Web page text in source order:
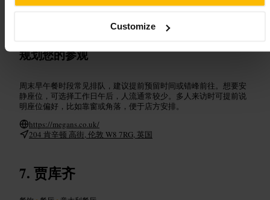
Customize
用为主，点餐与结账流程通常顺畅。
规划您的参观
周末早午餐时段常见排队，建议提前预留时间或错峰前往。想要安
静座位，可选择工作日午后，人流通常较少。多人来访时可提前说
明座位偏好，比如靠窗或角落，便于店方安排。
https://megans.co.uk/
204 肯辛顿 高街, 伦敦 W8 7RG, 英国
贾库齐